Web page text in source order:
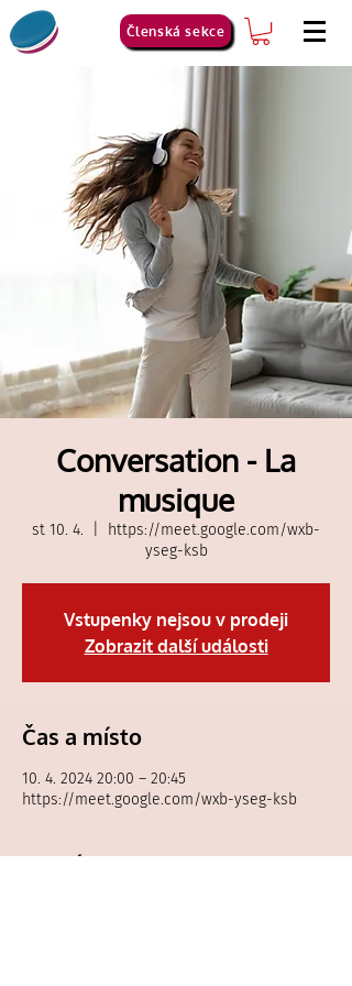
Členská sekce
Conversation - La
musique
st 10. 4.
https://meet.google.com/wxb-
yseg-ksb
Vstupenky nejsou v prodeji
Zobrazit další události
Čas a místo
10. 4. 2024 20:00 – 20:45
https://meet.google.com/wxb-yseg-ksb
Hosté